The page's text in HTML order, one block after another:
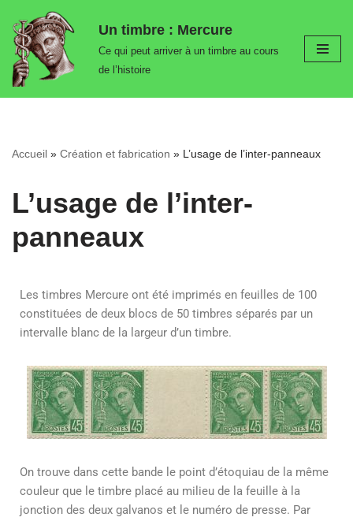
Aller
au
contenu
Un timbre : Mercure
Ce qui peut arriver à un timbre au cours
de l’histoire
Accueil » Création et fabrication » L’usage de l’inter-panneaux
L’usage de l’inter-
panneaux
Les timbres Mercure ont été imprimés en feuilles de 100
constituées de deux blocs de 50 timbres séparés par un
intervalle blanc de la largeur d’un timbre.
On trouve dans cette bande le point d’étoquiau de la même
couleur que le timbre placé au milieu de la feuille à la
jonction des deux galvanos et le numéro de presse. Par